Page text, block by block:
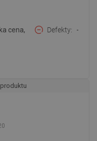
cena,
Defekty -